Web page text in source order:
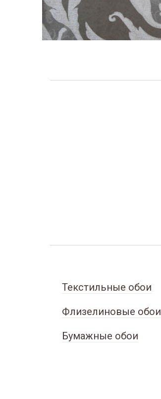
Текстильные обои
Флизелиновые обои
Бумажные обои